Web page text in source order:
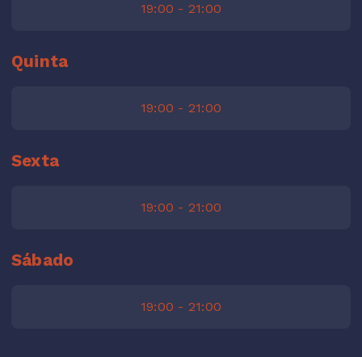
19:00 - 21:00
Quinta
19:00 - 21:00
Sexta
19:00 - 21:00
Sábado
19:00 - 21:00